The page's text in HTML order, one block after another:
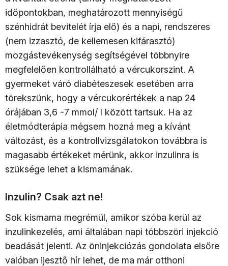
időpontokban, meghatározott mennyiségű
szénhidrát bevitelét írja elő) és a napi, rendszeres
(nem izzasztó, de kellemesen kifárasztó)
mozgástevékenység segítségével többnyire
megfelelően kontrollálható a vércukorszint. A
gyermeket váró diabéteszesek esetében arra
törekszünk, hogy a vércukorértékek a nap 24
órájában 3,6 -7 mmol/ l között tartsuk. Ha az
életmódterápia mégsem hozná meg a kívánt
változást, és a kontrollvizsgálatokon továbbra is
magasabb értékeket mérünk, akkor inzulinra is
szüksége lehet a kismamának.
Inzulin? Csak azt ne!
Sok kismama megrémül, amikor szóba kerül az
inzulinkezelés, ami általában napi többszöri injekció
beadását jelenti. Az öninjekciózás gondolata elsőre
valóban ijesztő hír lehet, de ma már otthoni